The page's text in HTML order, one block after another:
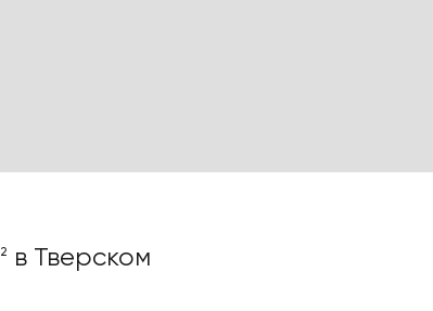
2
в Тверском